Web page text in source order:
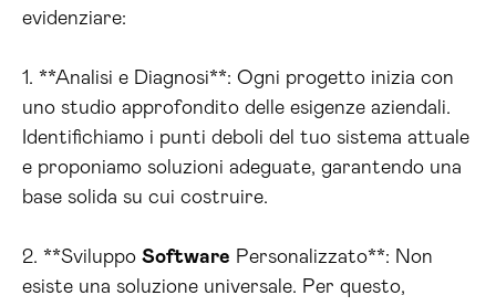
evidenziare:
1. **Analisi e Diagnosi**: Ogni progetto inizia con
uno studio approfondito delle esigenze aziendali.
Identifichiamo i punti deboli del tuo sistema attuale
e proponiamo soluzioni adeguate, garantendo una
base solida su cui costruire.
2. **Sviluppo Software Personalizzato**: Non
esiste una soluzione universale. Per questo,